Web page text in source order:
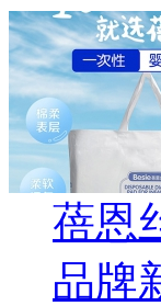
蓓恩
品牌